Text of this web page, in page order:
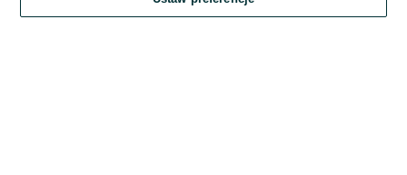
OLX.pl w jego aktualnym brzmieniu.